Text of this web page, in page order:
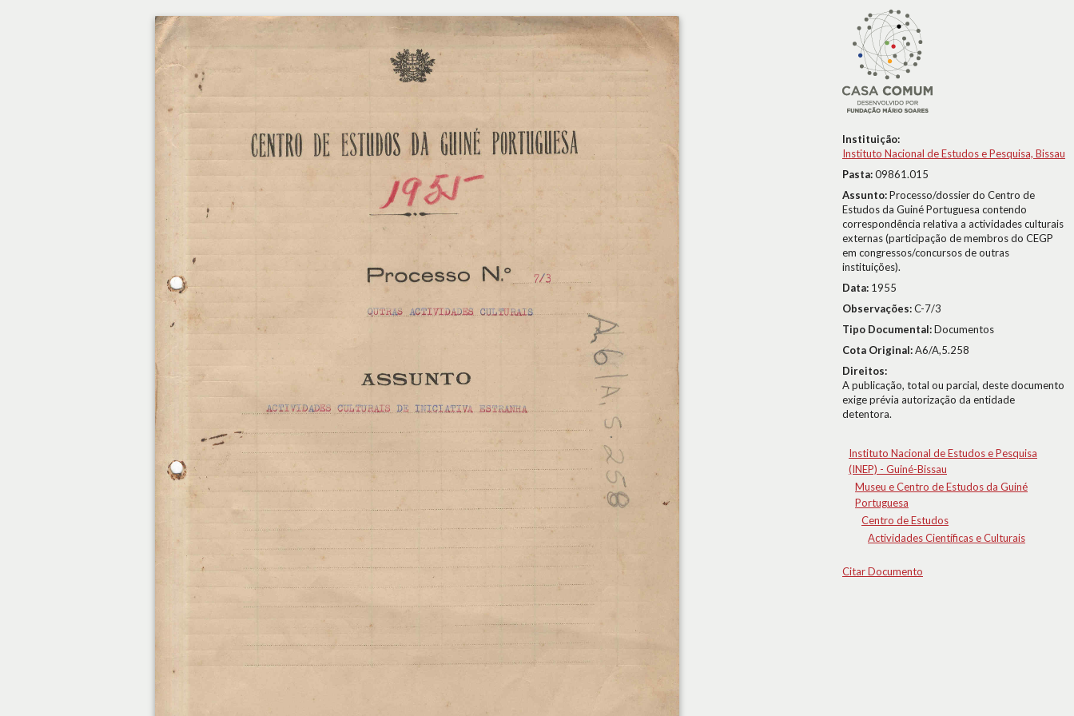
Instituição:
Instituto Nacional de Estudos e Pesquisa, Bissau
Pasta:09861.015
Assunto:Processo/dossier do Centro de
Estudos da Guiné Portuguesa contendo
correspondência relativa a actividades culturais
externas (participação de membros do CEGP
em congressos/concursos de outras
instituições).
Data: 1955
Observações:C-7/3
Tipo Documental:Documentos
Cota Original:A6/A,5.258
Direitos:
A publicação, total ou parcial, deste documento
exige prévia autorização da entidade
detentora.
Instituto Nacional de Estudos e Pesquisa
(INEP) - Guiné-Bissau
Museu e Centro de Estudos da Guiné
Portuguesa
Centro de Estudos
Actividades Científicas e Culturais
Citar Documento